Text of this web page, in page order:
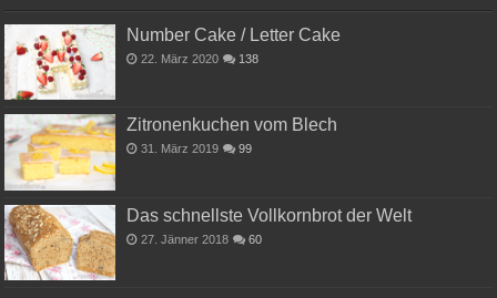
Number Cake / Letter Cake
22. März 2020 138
Zitronenkuchen vom Blech
31. März 2019 99
Das schnellste Vollkornbrot der Welt
27. Jänner 2018 60